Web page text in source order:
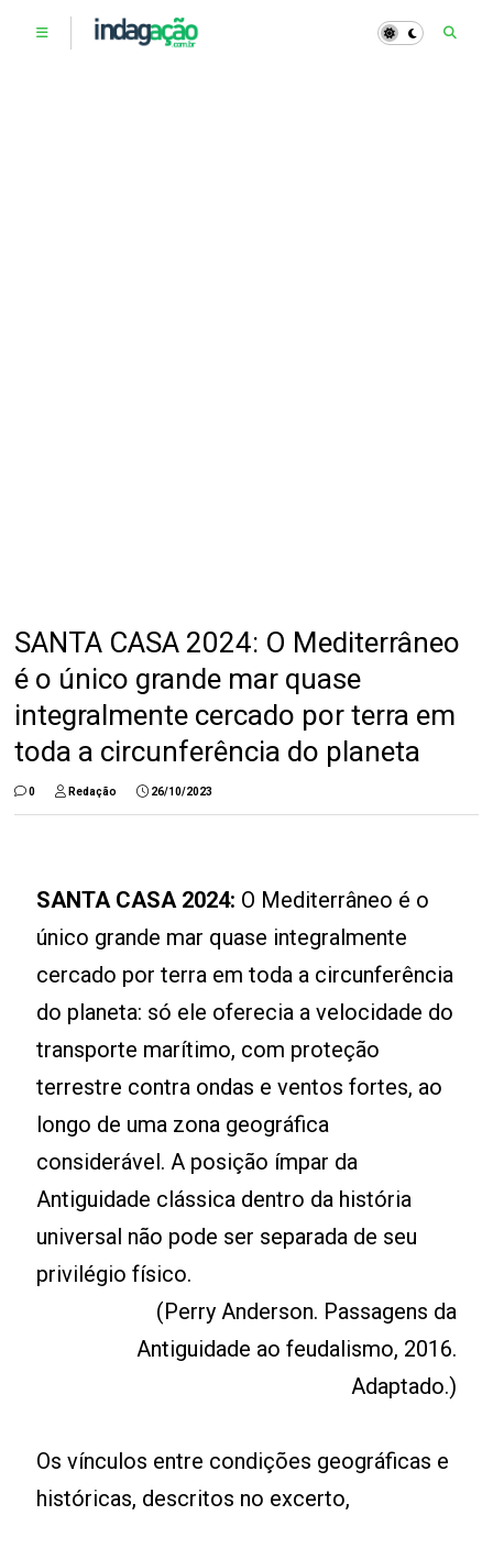
SANTA CASA 2024: O Mediterrâneo
é o único grande mar quase
integralmente cercado por terra em
toda a circunferência do planeta
0 Redação 26/10/2023
SANTA CASA 2024: O Mediterrâneo é o
único grande mar quase integralmente
cercado por terra em toda a circunferência
do planeta: só ele oferecia a velocidade do
transporte marítimo, com proteção
terrestre contra ondas e ventos fortes, ao
longo de uma zona geográfica
considerável. A posição ímpar da
Antiguidade clássica dentro da história
universal não pode ser separada de seu
privilégio físico.
(Perry Anderson. Passagens da
Antiguidade ao feudalismo, 2016.
Adaptado.)
Os vínculos entre condições geográficas e
históricas, descritos no excerto,